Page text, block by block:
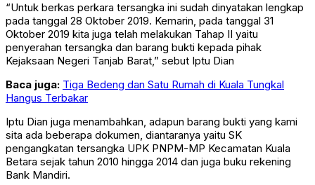
“Untuk berkas perkara tersangka ini sudah dinyatakan lengkap
pada tanggal 28 Oktober 2019. Kemarin, pada tanggal 31
Oktober 2019 kita juga telah melakukan Tahap II yaitu
penyerahan tersangka dan barang bukti kepada pihak
Kejaksaan Negeri Tanjab Barat,” sebut Iptu Dian
Baca juga: Tiga Bedeng dan Satu Rumah di Kuala Tungkal
Hangus Terbakar
Iptu Dian juga menambahkan, adapun barang bukti yang kami
sita ada beberapa dokumen, diantaranya yaitu SK
pengangkatan tersangka UPK PNPM-MP Kecamatan Kuala
Betara sejak tahun 2010 hingga 2014 dan juga buku rekening
Bank Mandiri.